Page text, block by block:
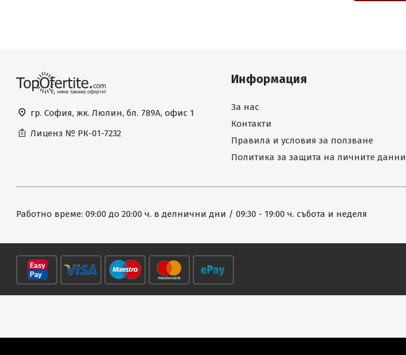
гр. София, жк. Люлин, бл. 789А, офис 1
Лиценз № РК-01-7232
Информация
За нас
Контакти
Правила и условия за ползване
Политика за защита на личните данни
Работно време: 09:00 до 20:00 ч. в делнични дни / 09:30 - 19:00 ч. събота и неделя